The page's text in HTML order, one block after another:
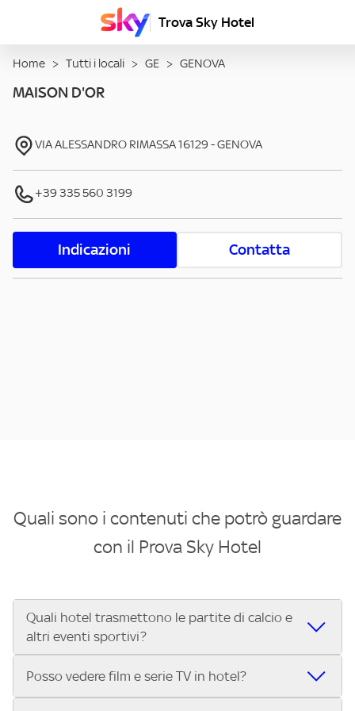
Trova Sky Hotel
Home > Tutti i locali > GE > GENOVA
MAISON D'OR
VIA ALESSANDRO RIMASSA16129 -GENOVA
+39 335 560 3199
Indicazioni Contatta
Quali sono i contenuti che potrò guardare
con il Prova Sky Hotel
Quali hotel trasmettono le partite di calcio e
altri eventi sportivi?
Se cerchi un hotel dove poter vedere le partite di Serie A,
Posso vedere film e serie TV in hotel?